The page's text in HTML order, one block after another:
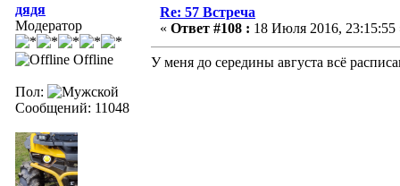
дядя
Модератор
Offline
Пол:
Сообщений: 11048
Re: 57 Встреча
« Ответ #108 : 18 Июля 2016, 23:15:55
У меня до середины августа всё